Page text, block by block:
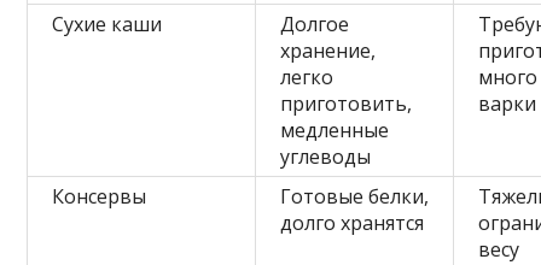
Сухие каши
Долгое
хранение,
легко
приготовить,
медленные
углеводы
варки
Консервы
Готовые белки,
долго хранятся
весу